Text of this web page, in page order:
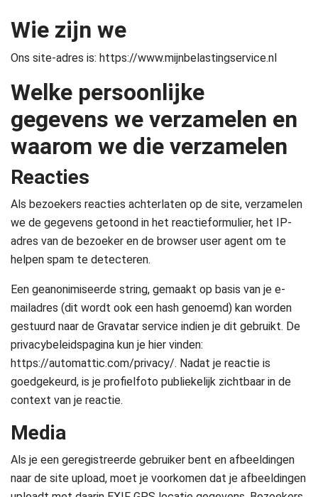
Wie zijn we
Ons site-adres is: https://www.mijnbelastingservice.nl
Welke persoonlijke
gegevens we verzamelen en
waarom we die verzamelen
Reacties
Als bezoekers reacties achterlaten op de site, verzamelen
we de gegevens getoond in het reactieformulier, het IP-
adres van de bezoeker en de browser user agent om te
helpen spam te detecteren.
Een geanonimiseerde string, gemaakt op basis van je e-
mailadres (dit wordt ook een hash genoemd) kan worden
gestuurd naar de Gravatar service indien je dit gebruikt. De
privacybeleidspagina kun je hier vinden:
https://automattic.com/privacy/. Nadat je reactie is
goedgekeurd, is je profielfoto publiekelijk zichtbaar in de
context van je reactie.
Media
Als je een geregistreerde gebruiker bent en afbeeldingen
naar de site upload, moet je voorkomen dat je afbeeldingen